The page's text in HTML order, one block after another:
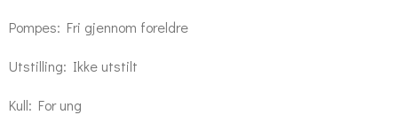
Pompes: Fri gjennom foreldre
Utstilling: Ikke utstilt
Kull: For ung